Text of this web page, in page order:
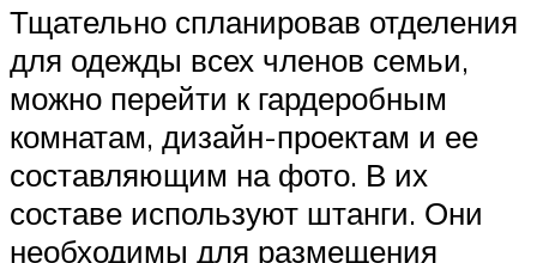
Тщательно спланировав отделения
для одежды всех членов семьи,
можно перейти к гардеробным
комнатам, дизайн-проектам и ее
составляющим на фото. В их
составе используют штанги. Они
необходимы для размещения